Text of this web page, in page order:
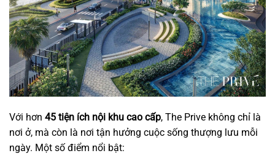
Với hơn 45 tiện ích nội khu cao cấp, The Prive không chỉ là
nơi ở, mà còn là nơi tận hưởng cuộc sống thượng lưu mỗi
ngày. Một số điểm nổi bật: